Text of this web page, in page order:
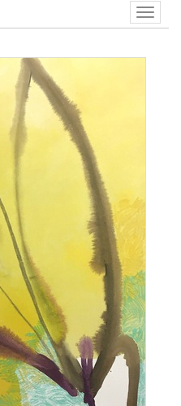
Toggle